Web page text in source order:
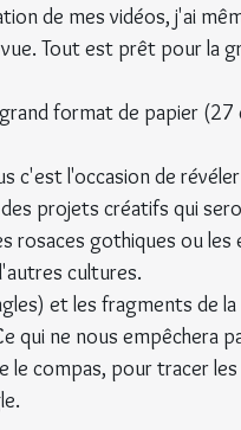
de mes vidéos, j'ai
Tout est prêt pour la
format de papier
c'est l'occasion de
des projets créatifs qui
rosaces gothiques ou
cultures.
et les fragments de
qui ne nous empêchera
le compas, pour tracer